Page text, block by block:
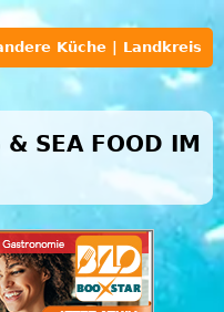
Küche | Landkreis
& SEA FOOD IM